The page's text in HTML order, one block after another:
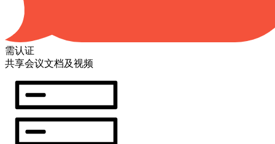
需认证
共享会议文档及视频